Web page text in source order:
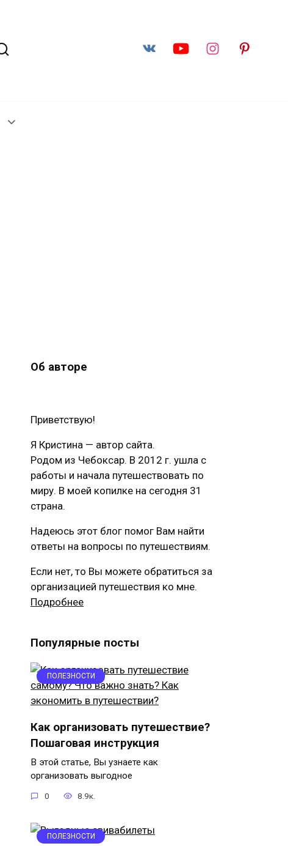
Об авторе
Приветствую!
Я Кристина — автор сайта.
Родом из Чебоксар. В 2012 г. ушла с
работы и начала путешествовать по
миру. В моей копилке на сегодня 31
страна.
Надеюсь этот блог помог Вам найти
ответы на вопросы по путешествиям.
Если нет, то Вы можете обратиться за
организацией путешествия ко мне.
Подробнее
Популярные посты
ПОЛЕЗНОСТИ
Как организовать путешествие?
Пошаговая инструкция
В этой статье, Вы узнаете как
организовать выгодное
0 8.9к.
ПОЛЕЗНОСТИ